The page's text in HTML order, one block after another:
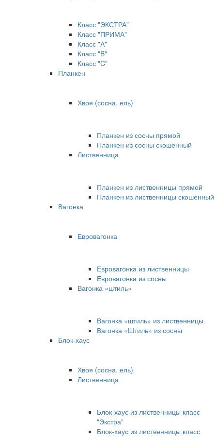
Класс "ЭКСТРА"
Класс "ПРИМА"
Класс "А"
Класс "B"
Класс "C"
Планкен
Хвоя (сосна, ель)
Планкен из сосны прямой
Планкен из сосны скошенный
Лиственница
Планкен из лиственницы прямой
Планкен из лиственницы скошенный
Вагонка
Евровагонка
Евровагонка из лиственницы
Евровагонка из сосны
Вагонка «штиль»
Вагонка «штиль» из лиственницы
Вагонка «Штиль» из сосны
Блок-хаус
Хвоя (сосна, ель)
Лиственница
Блок-хаус из лиственницы класс
"Экстра"
Блок-хаус из лиственницы класс